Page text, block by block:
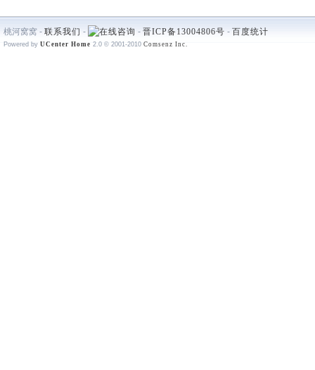
桃河窝窝 - 联系我们 - - 晋ICP备13004806号 - 百度统计
Powered by UCenter Home 2.0 © 2001-2010 Comsenz Inc.